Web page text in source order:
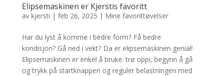
Elipsemaskinen er Kjerstis favoritt
av kjersti | feb 26, 2025 | Mine favorittøvelser
Har du lyst å komme i bedre form? Få bedre
kondisjon? Gå ned i vekt? Da er elipsemaskinen genial!
Elipsemaskinen er enkel å bruke: trø oppi, begynn å gå
og trykk på startknappen og reguler belastningen med